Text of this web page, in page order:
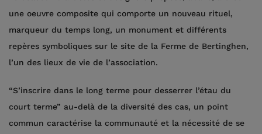
une oeuvre composite qui comporte un nouveau rituel,
marqueur du temps long, un monument et différents
repères symboliques sur le site de la Ferme de Bertinghen,
l’un des lieux de vie de l’association.
“S’inscrire dans le long terme pour desserrer l’étau du
court terme” au-delà de la diversité des cas, un point
commun caractérise la communauté et la nécessité de se